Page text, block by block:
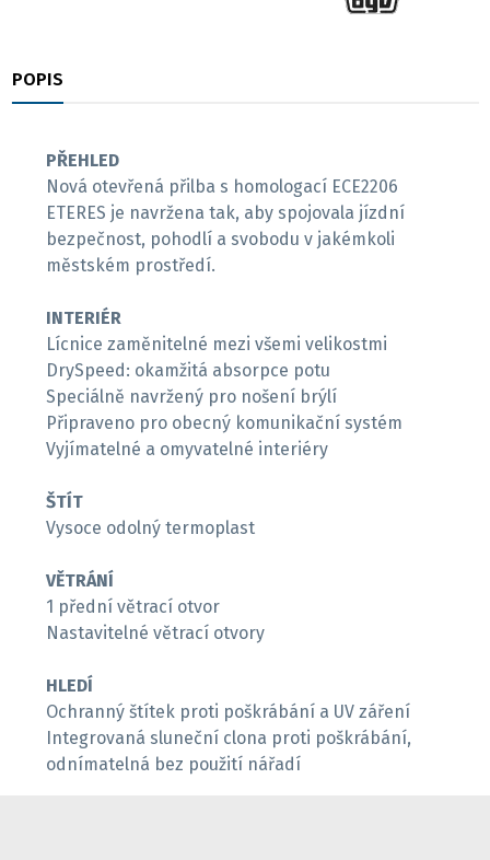
POPIS
PŘEHLED
Nová otevřená přilba s homologací ECE2206
ETERES je navržena tak, aby spojovala jízdní
bezpečnost, pohodlí a svobodu v jakémkoli
městském prostředí.
INTERIÉR
Lícnice zaměnitelné mezi všemi velikostmi
DrySpeed: okamžitá absorpce potu
Speciálně navržený pro nošení brýlí
Připraveno pro obecný komunikační systém
Vyjímatelné a omyvatelné interiéry
ŠTÍT
Vysoce odolný termoplast
VĚTRÁNÍ
1 přední větrací otvor
Nastavitelné větrací otvory
HLEDÍ
Ochranný štítek proti poškrábání a UV záření
Integrovaná sluneční clona proti poškrábání,
odnímatelná bez použití nářadí